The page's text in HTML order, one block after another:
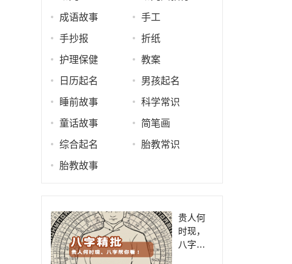
成语故事 手工
手抄报 折纸
护理保健 教案
日历起名 男孩起名
睡前故事 科学常识
童话故事 简笔画
综合起名 胎教常识
胎教故事
贵人何
时现，
八字帮